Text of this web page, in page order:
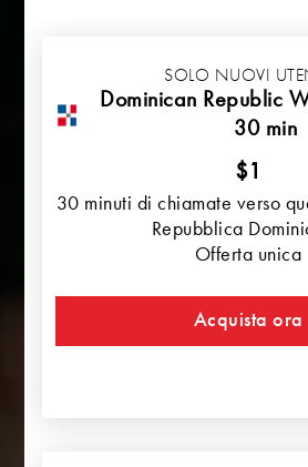
SOLO NUOVI
Dominican Republic
30 min
$1
30 minuti di chiamate verso
Repubblica
Offerta unica
Acquista ora